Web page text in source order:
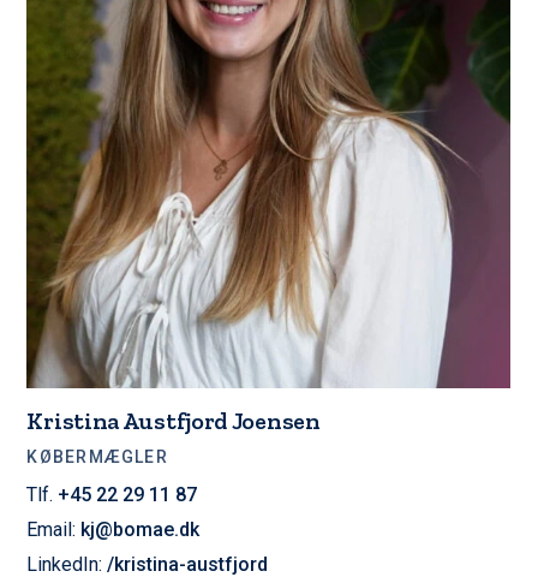
Kristina Austfjord Joensen
KØBERMÆGLER
Tlf. +45 22 29 11 87
Email: kj@bomae.dk
LinkedIn: /kristina-austfjord